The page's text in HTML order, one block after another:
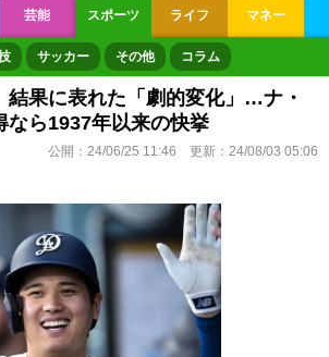
芸能 スポーツ ライフ マネー
オートレース
サッカー その他 コラム
結果に表れた「劇的変化」…ナ・
なら1937年以来の快挙
公開： 24/06/25 11:46 更新： 24/08/03 05:06